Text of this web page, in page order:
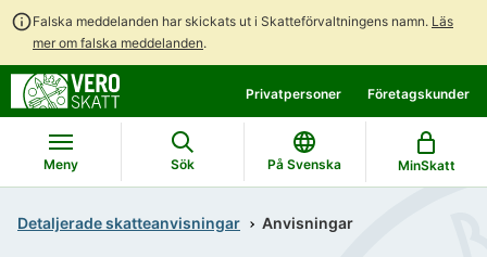
Falska meddelanden har skickats ut i Skatteförvaltningens namn. Läs
mer om falska meddelanden.
direkt
till
innehållet
till
hela
webbplatsens
sökning
Privatpersoner Företagskunder
Meny Sök På Svenska MinSkatt
Detaljerade skatteanvisningar Anvisningar